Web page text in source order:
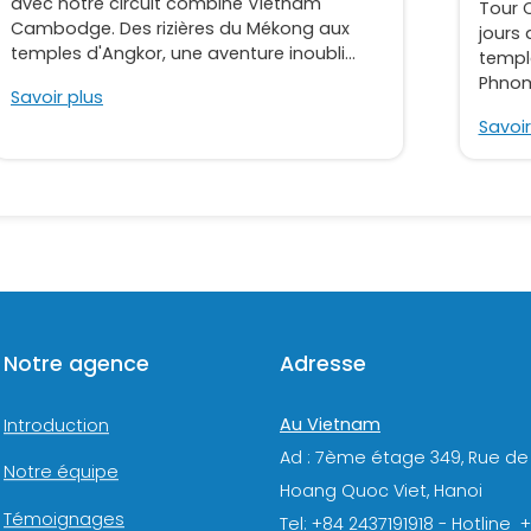
Cambodge. Des rizières du Mékong aux
temples d'Angkor, une aventure inoubli...
Savoir plus
Tour
jours
Notre agence
Introduction
Notre équipe
Témoignages
Adresse
Au Vietnam
Ad : 7ème étage 349, Rue de
Hoang Quoc Viet, Hanoi
Tel: +84 2437191918 - Hotline